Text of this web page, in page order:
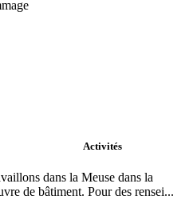
Activités
dans la Meuse dans la
de bâtiment. Pour des rensei...